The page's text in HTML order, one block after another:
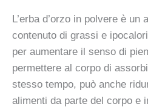
L’erba d’orzo in polvere è un
contenuto di grassi e
per aumentare il senso di
permettere al corpo di
stesso tempo, può anche
alimenti da parte del corpo e